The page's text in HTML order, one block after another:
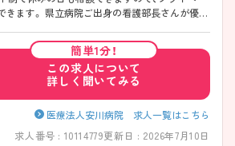
護部長さんが優し
簡単1分！
この求人について
詳しく聞いてみる
医療法人安川病院 求人一覧はこちら
求人番号 : 10114779更新日 : 2026年7月10日